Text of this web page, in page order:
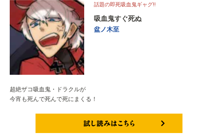
話題の即死吸血鬼ギャグ!!
吸血鬼すぐ死ぬ
盆ノ木至
超絶ザコ吸血鬼・ドラクルが
今宵も死んで死んで死にまくる！